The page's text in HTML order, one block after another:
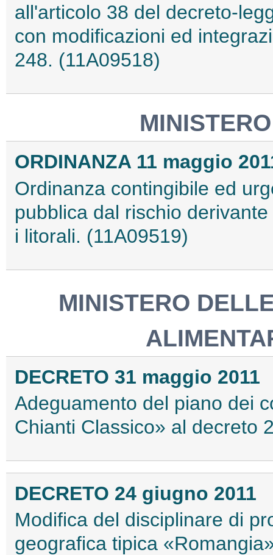
all'articolo 38 del decreto-
con modificazioni ed
248. (11A09518)
ORDINANZA 11 maggio
Ordinanza contingibile ed
pubblica dal rischio
i litorali. (11A09519)
MINISTERO
DECRETO 31 maggio 2011
Adeguamento del piano dei
Chianti Classico» al decreto
DECRETO 24 giugno 2011
Modifica del disciplinare di
geografica tipica